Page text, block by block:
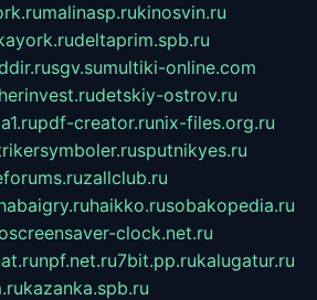
malinasp.rukinosvin.ru
deltaprim.spb.ru
sgv.sumultiki-online.com
detskiy-ostrov.ru
pdf-creator.runix-files.org.ru
sputnikyes.ru
zallclub.ru
haikko.rusobakopedia.ru
screensaver-clock.net.ru
npf.net.ru7bit.pp.rukalugatur.ru
kazanka.spb.ru